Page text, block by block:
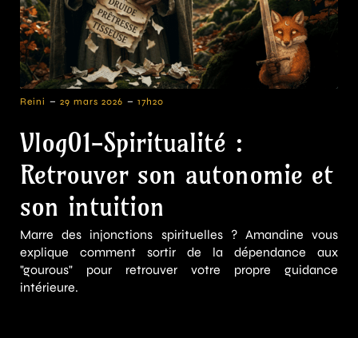
Reini - 29 mars 2026 - 17h20
Vlog01-Spiritualité :
Retrouver son autonomie et
son intuition
Marre des injonctions spirituelles ? Amandine vous
explique comment sortir de la dépendance aux
"gourous" pour retrouver votre propre guidance
intérieure.